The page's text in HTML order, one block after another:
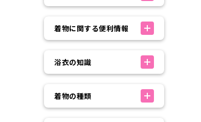
着物に関する便利情報
浴衣の知識
着物の種類